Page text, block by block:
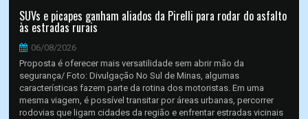
SUVs e picapes ganham aliados da Pirelli para rodar do asfalto
às estradas rurais
06/08/2026
Proposta é oferecer mais versatilidade sem abrir mão da
segurança/ Foto: Divulgação No Sul de Minas, algumas
características fazem parte da rotina dos motoristas. Em uma
mesma viagem, é possível transitar por áreas urbanas, percorrer
rodovias que ligam cidades da região e enfrentar estradas vicinais